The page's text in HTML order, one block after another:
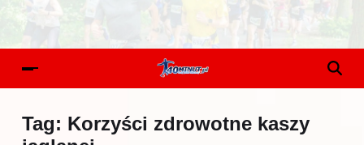
Tag: Korzyści zdrowotne kaszy